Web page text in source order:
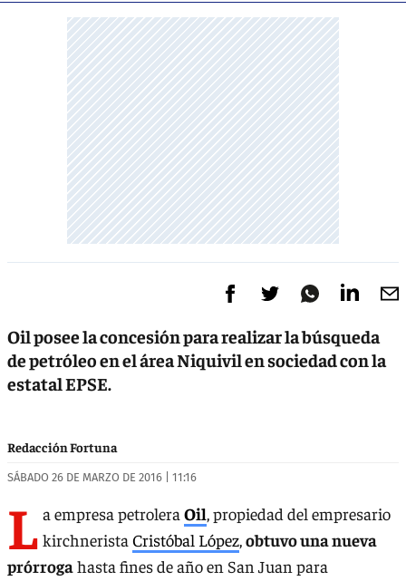
Oil posee la concesión para realizar la búsqueda
de petróleo en el área Niquivil en sociedad con la
estatal EPSE.
Redacción Fortuna
SÁBADO 26 DE MARZO DE 2016 | 11:16
L a empresa petrolera Oil, propiedad del empresario
kirchnerista Cristóbal López,obtuvo una nueva
prórrogahasta fines de año en San Juan para